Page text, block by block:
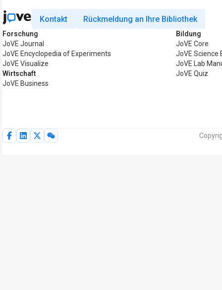
Kontakt Rückmeldung an Ihre Bibliothek
Forschung
JoVE Journal
JoVE Encyclopedia of Experiments
JoVE Visualize
Wirtschaft
JoVE Business
Bildung
JoVE Core
JoVE Science
JoVE Lab
JoVE Quiz